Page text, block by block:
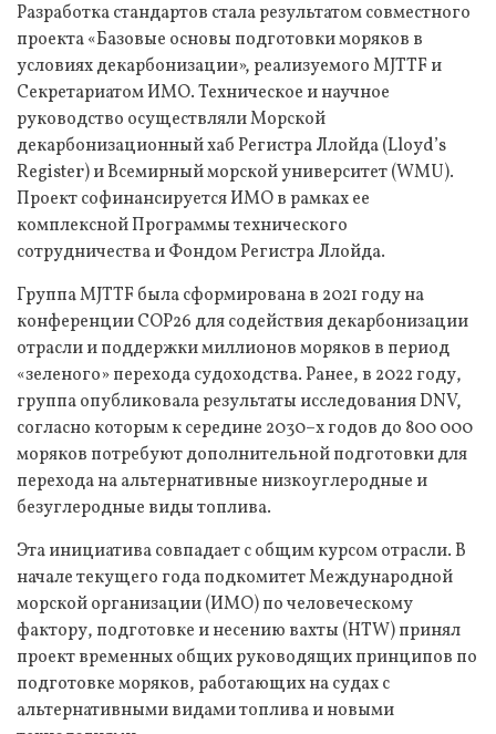
Разработка стандартов стала результатом совместного
проекта «Базовые основы подготовки моряков в
условиях декарбонизации», реализуемого MJTTF и
Секретариатом ИМО. Техническое и научное
руководство осуществляли Морской
декарбонизационный хаб Регистра Ллойда (Lloyd’s
Register) и Всемирный морской университет (WMU).
Проект софинансируется ИМО в рамках ее
комплексной Программы технического
сотрудничества и Фондом Регистра Ллойда.
Группа MJTTF была сформирована в 2021 году на
конференции COP26 для содействия декарбонизации
отрасли и поддержки миллионов моряков в период
«зеленого» перехода судоходства. Ранее, в 2022 году,
группа опубликовала результаты исследования DNV,
согласно которым к середине 2030–х годов до 800 000
моряков потребуют дополнительной подготовки для
перехода на альтернативные низкоуглеродные и
безуглеродные виды топлива.
Эта инициатива совпадает с общим курсом отрасли. В
начале текущего года подкомитет Международной
морской организации (ИМО) по человеческому
фактору, подготовке и несению вахты (HTW) принял
проект временных общих руководящих принципов по
подготовке моряков, работающих на судах с
альтернативными видами топлива и новыми